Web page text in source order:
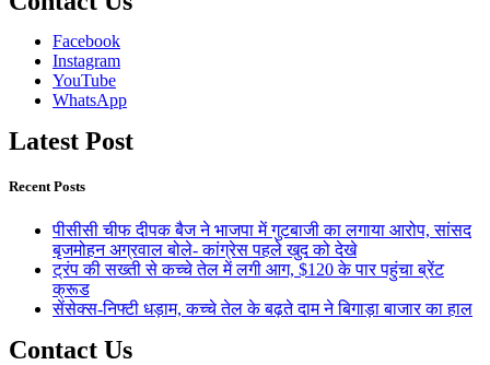
Facebook
Instagram
YouTube
WhatsApp
Latest Post
Recent Posts
पीसीसी चीफ दीपक बैज ने भाजपा में गुटबाजी का लगाया आरोप, सांसद
बृजमोहन अग्रवाल बोले- कांग्रेस पहले खुद को देखे
ट्रंप की सख्ती से कच्चे तेल में लगी आग, $120 के पार पहुंचा ब्रेंट
क्रूड
सेंसेक्स-निफ्टी धड़ाम, कच्चे तेल के बढ़ते दाम ने बिगाड़ा बाजार का हाल
Contact Us